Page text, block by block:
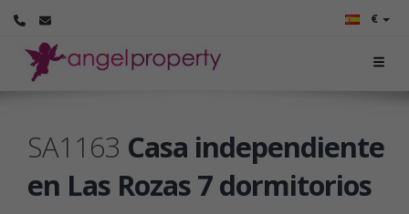
€
SA1163 Casa independiente
en Las Rozas 7 dormitorios